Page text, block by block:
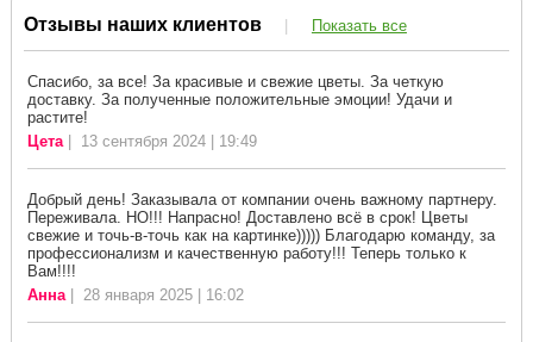
Отзывы наших клиентов | Показать все
Спасибо, за все! За красивые и свежие цветы. За четкую
доставку. За полученные положительные эмоции! Удачи и
растите!
Цета| 13 сентября 2024 | 19:49
Добрый день! Заказывала от компании очень важному партнеру.
Переживала. НО!!! Напрасно! Доставлено всё в срок! Цветы
свежие и точь-в-точь как на картинке))))) Благодарю команду, за
профессионализм и качественную работу!!! Теперь только к
Вам!!!!
Анна| 28 января 2025 | 16:02